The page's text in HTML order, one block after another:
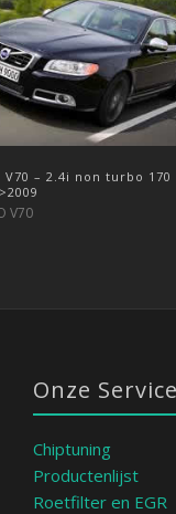
V70 – 2.4i non turbo 170
V70
– 2.0 D4 181pk –
V70
Onze Service
Chiptuning
Productenlijst
Roetfilter en EGR